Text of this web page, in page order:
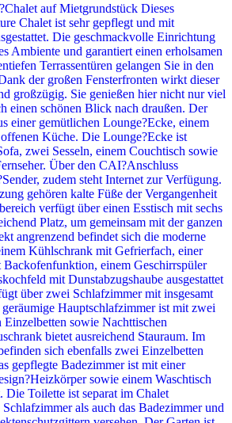
auf Mietgrundstück Dieses
Chalet ist sehr gepflegt und mit
Die geschmackvolle Einrichtung
Ambiente und garantiert einen erholsamen
Terrassentüren gelangen Sie in den
der großen Fensterfronten wirkt dieser
großzügig. Sie genießen hier nicht nur viel
einen schönen Blick nach draußen. Der
einer gemütlichen Lounge?Ecke, einem
Küche. Die Lounge?Ecke ist
zwei Sesseln, einem Couchtisch sowie
Über den CAI?Anschluss
zudem steht Internet zur Verfügung.
gehören kalte Füße der Vergangenheit
verfügt über einen Esstisch mit sechs
Platz, um gemeinsam mit der ganzen
angrenzend befindet sich die moderne
Kühlschrank mit Gefrierfach, einer
einem Geschirrspüler
mit Dunstabzugshaube ausgestattet
über zwei Schlafzimmer mit insgesamt
Hauptschlafzimmer ist mit zwei
Einzelbetten sowie Nachttischen
bietet ausreichend Stauraum. Im
sich ebenfalls zwei Einzelbetten
gepflegte Badezimmer ist mit einer
sowie einem Waschtisch
Die Toilette ist separat im Chalet
als auch das Badezimmer und